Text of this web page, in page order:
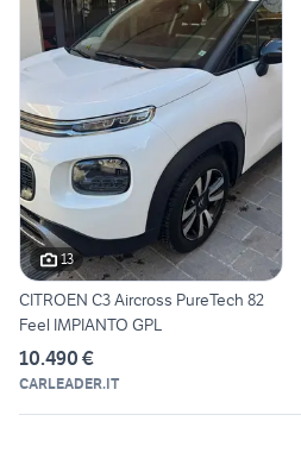
13
CITROEN C3 Aircross PureTech 82
Feel IMPIANTO GPL
10.490 €
CARLEADER.IT